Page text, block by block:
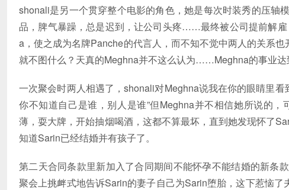
shonali是另一个贯穿整个电影的角色，她是每次时装秀的压轴
品，脾气暴躁，总是迟到，让公司头疼……最终被公司提前解
a，使之成为名牌Panche的代言人，而不知不觉中两人的关系
就不图什么？天真的Meghna并不这么认为……Meghna的事业
一次聚会时两人相遇了，shonali对Meghna说我在你的眼睛里
你不知道自己是谁，别人是谁”但Meghna并不相信她所说的
薄，耍大牌，开始抽烟喝酒，这都不算最坏，直到她发现怀了
知道Sarin已经结婚并有孩子了。
第二天合同条款里新加入了合同期间不能怀孕不能结婚的新条
聚会上挑衅式地告诉Sarin的妻子自己为Sarin堕胎，这下惹恼